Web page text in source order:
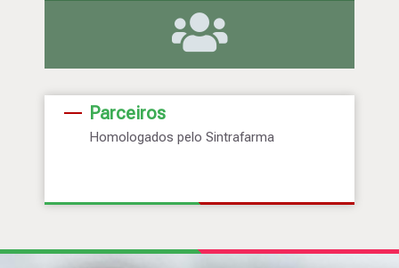
Parceiros
Homologados pelo Sintrafarma